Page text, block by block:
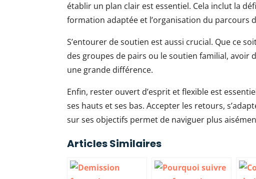
établir un plan clair est essentiel. Cela inclut la
formation adaptée et l’organisation du parcours
S’entourer de soutien est aussi crucial. Que ce
des groupes de pairs ou le soutien familial, avoir
une grande différence.
Enfin, rester ouvert d’esprit et flexible est
ses hauts et ses bas. Accepter les retours,
sur ses objectifs permet de naviguer plus
Articles Similaires